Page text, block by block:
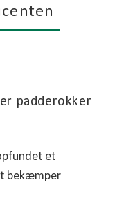
padderokker
et
bekæmper